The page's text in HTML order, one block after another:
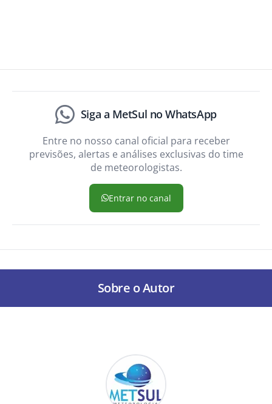
Siga a MetSul no WhatsApp
Entre no nosso canal oficial para receber
previsões, alertas e análises exclusivas do time
de meteorologistas.
Entrar no canal
Sobre o Autor